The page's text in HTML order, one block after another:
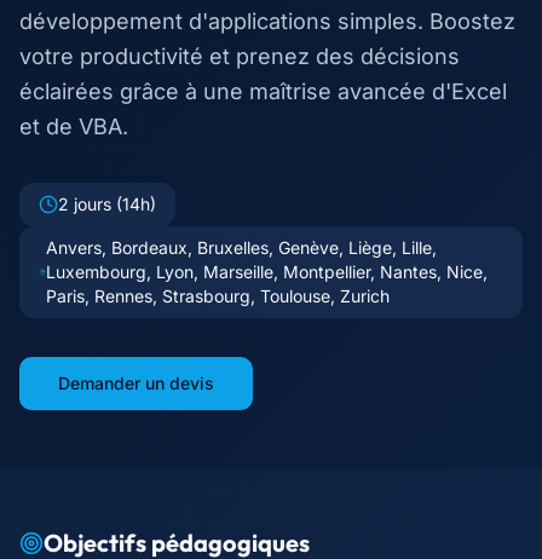
développement d'applications simples. Boostez
votre productivité et prenez des décisions
éclairées grâce à une maîtrise avancée d'Excel
et de VBA.
2 jours (14h)
Anvers, Bordeaux, Bruxelles, Genève, Liège, Lille,
Luxembourg, Lyon, Marseille, Montpellier, Nantes, Nice,
Paris, Rennes, Strasbourg, Toulouse, Zurich
Demander un devis
Objectifs pédagogiques